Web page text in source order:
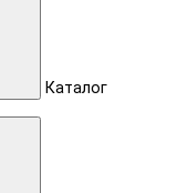
Каталог